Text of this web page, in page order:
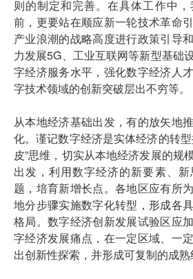
则的制定和完善。在具体工作中
前，更要站在顺应新一轮技术革命
产业浪潮的战略高度进行政策引导
力发展5G、工业互联网等新型基础
字经济服务水平，强化数字经济人
字技术领域的创新突破层出不穷等。
从本地经济基础出发，有的放矢地
化。谨记数字经济是实体经济的转
皮”思维，切实从本地经济发展的规
出发，利用数字经济的新要素、
题，培育新增长点。各地区应有所
地分步骤实施数字化转型，形成各
格局。数字经济创新发展试验区应
字经济发展痛点，在一定区域、一
出创新性探索，并形成可复制的成熟